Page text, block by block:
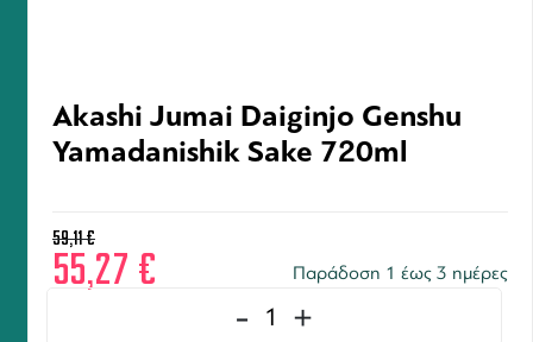
Akashi Jumai Daiginjo Genshu
Yamadanishik Sake 720ml
59,11€
55,27 € Παράδοση 1 έως 3 ημέρες
- +